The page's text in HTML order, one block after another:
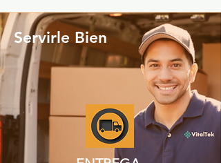
Servirle Bien